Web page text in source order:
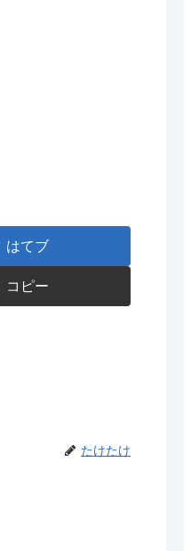
はてブ
コピー
たけたけ